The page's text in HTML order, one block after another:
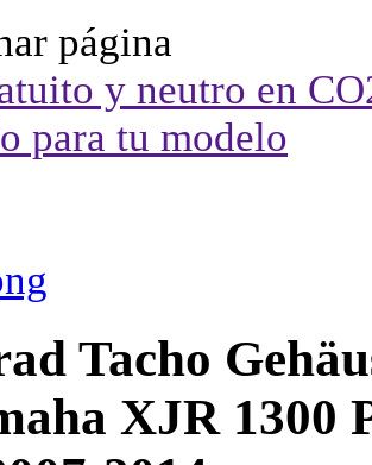
página
y neutro en
para tu modelo
Tacho
XJR 1300